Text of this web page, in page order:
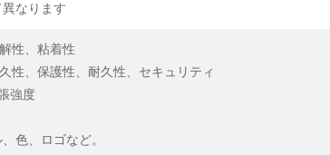
なります
性、粘着性
性、保護性、耐久性、セキュリティ
強度
色、ロゴなど。